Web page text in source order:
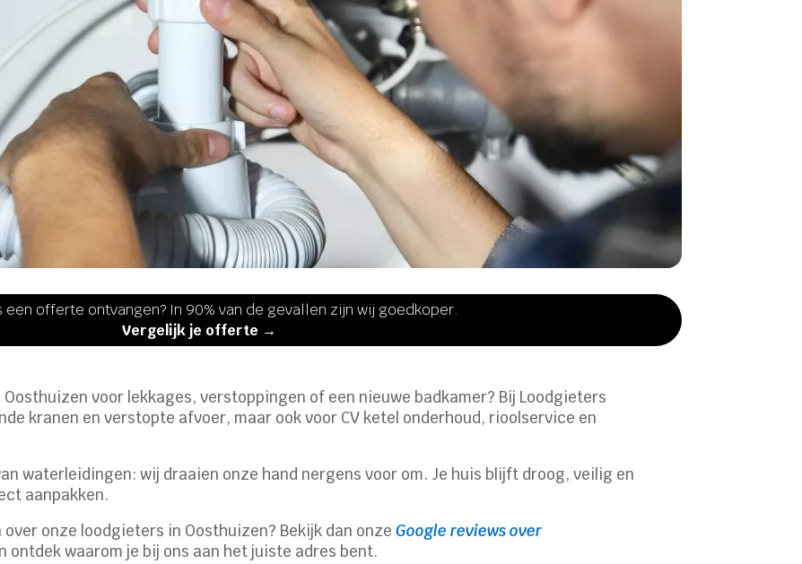
een offerte ontvangen? In 90% van de gevallen zijn wij goedkoper.
Vergelijk je offerte →
voor lekkages, verstoppingen of een nieuwe badkamer? Bij Loodgieters
kranen en verstopte afvoer, maar ook voor CV ketel onderhoud, rioolservice en
waterleidingen: wij draaien onze hand nergens voor om. Je huis blijft droog, veilig en
aanpakken.
onze loodgieters in Oosthuizen? Bekijk dan onzeGoogle reviews over
ontdek waarom je bij ons aan het juiste adres bent.